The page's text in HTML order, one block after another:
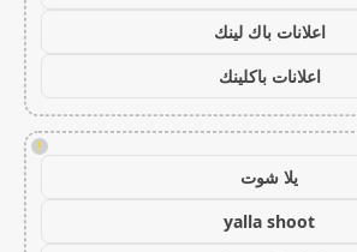
اعلانات باك لينك
اعلانات باكلينك
!
يلا شوت
yalla shoot